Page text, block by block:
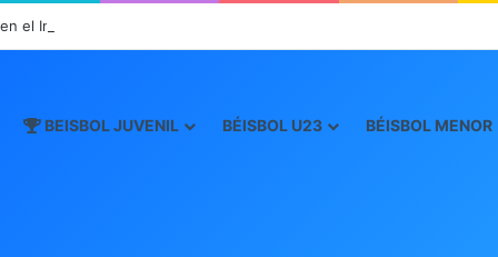
el Inicio de la “Súper Ronda”
BEISBOL JUVENIL BÉISBOL U23 BÉISBOL MENOR